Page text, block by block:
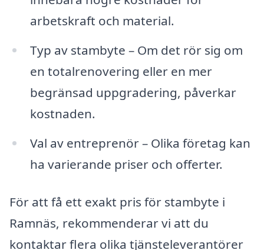
arbetskraft och material.
Typ av stambyte – Om det rör sig om
en totalrenovering eller en mer
begränsad uppgradering, påverkar
kostnaden.
Val av entreprenör – Olika företag kan
ha varierande priser och offerter.
För att få ett exakt pris för stambyte i
Ramnäs, rekommenderar vi att du
kontaktar flera olika tjänsteleverantörer